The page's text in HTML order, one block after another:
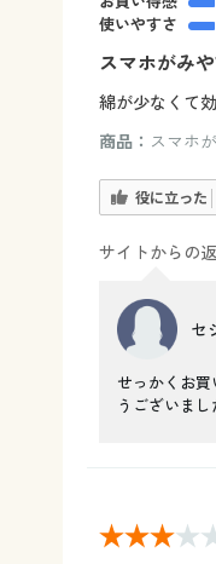
使いやすさ
スマホがみ
綿が少なくて
商品： スマホ
役に立った
サイトからの
セ
せっかくお
うございまし